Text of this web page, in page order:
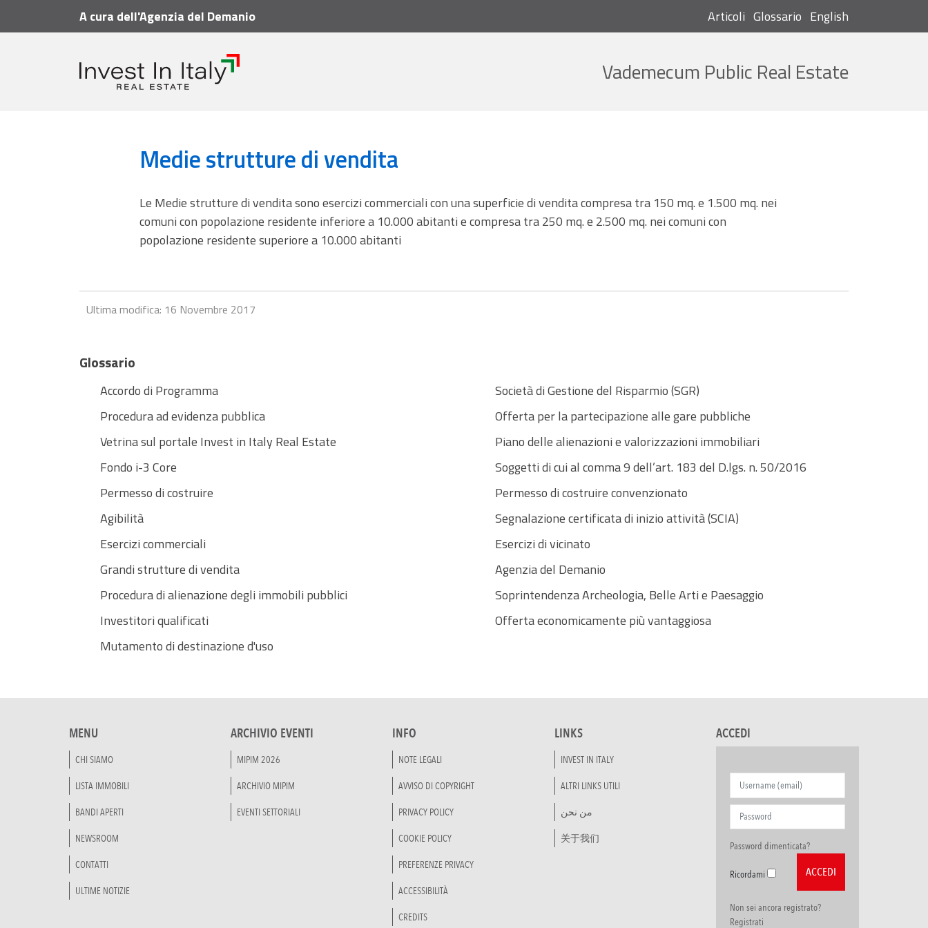
A cura dell'Agenzia del Demanio Articoli Glossario English
Vademecum Public Real Estate
Cerca
Vademecum Glossario Medie strutture di vendita
Medie strutture di vendita
Le Medie strutture di vendita sono esercizi commerciali con una superficie di vendita compresa tra 150 mq. e 1.500 mq. nei
comuni con popolazione residente inferiore a 10.000 abitanti e compresa tra 250 mq. e 2.500 mq. nei comuni con
popolazione residente superiore a 10.000 abitanti
Ultima modifica: 16 Novembre 2017
Glossario
Accordo di Programma
Società di Gestione del Risparmio (SGR)
Procedura ad evidenza pubblica
Offerta per la partecipazione alle gare pubbliche
Vetrina sul portale Invest in Italy Real Estate
Piano delle alienazioni e valorizzazioni immobiliari
Fondo i-3 Core
Soggetti di cui al comma 9 dell’art. 183 del D.lgs. n. 50/2016
Permesso di costruire
Permesso di costruire convenzionato
Agibilità
Segnalazione certificata di inizio attività (SCIA)
Esercizi commerciali
Esercizi di vicinato
Grandi strutture di vendita
Agenzia del Demanio
Procedura di alienazione degli immobili pubblici
Soprintendenza Archeologia, Belle Arti e Paesaggio
Investitori qualificati
Offerta economicamente più vantaggiosa
Mutamento di destinazione d'uso
MENU
CHI SIAMO
LISTA IMMOBILI
BANDI APERTI
NEWSROOM
CONTATTI
ULTIME NOTIZIE
ARCHIVIO EVENTI
MIPIM 2026
ARCHIVIO MIPIM
EVENTI SETTORIALI
INFO
NOTE LEGALI
AVVISO DI COPYRIGHT
PRIVACY POLICY
COOKIE POLICY
PREFERENZE PRIVACY
ACCESSIBILITÀ
CREDITS
LINKS
INVEST IN ITALY
ALTRI LINKS UTILI
من نحن
关于我们
ACCEDI
Password dimenticata?
Ricordami
Non sei ancora registrato?
Registrati